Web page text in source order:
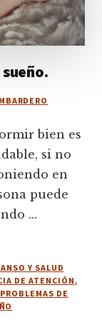
bien es
si no
en
puede
…
Y SALUD
DE ATENCIÓN ,
PROBLEMAS DE